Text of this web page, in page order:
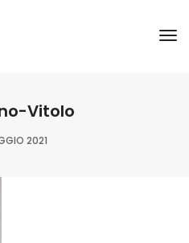
Vitolo
2021